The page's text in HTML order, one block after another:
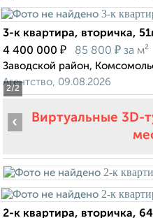
2/2
3-к квартира, вторичка,
4 400 000 ₽ 85 800 ₽ за м²
Заводской район,
Агентство, 09.08.2026
Виртуальные 3D-
‹
2-к квартира, вторичка,